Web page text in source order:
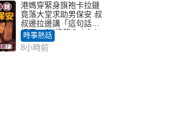
港媽穿緊身旗袍卡拉鏈
竟落大堂求助男保安 叔
叔邊拉邊講「這句話」
網民：AV情節？｜Juicy
叮
時事熱話
8小時前